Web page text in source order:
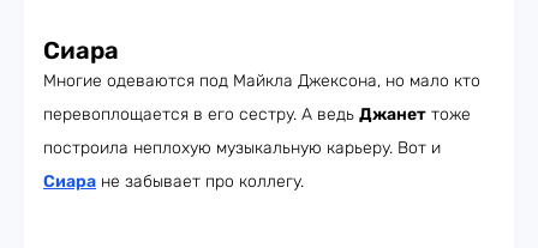
Сиара
Многие одеваются под Майкла Джексона, но мало кто
перевоплощается в его сестру. А ведь Джанет тоже
построила неплохую музыкальную карьеру. Вот и
Сиара не забывает про коллегу.